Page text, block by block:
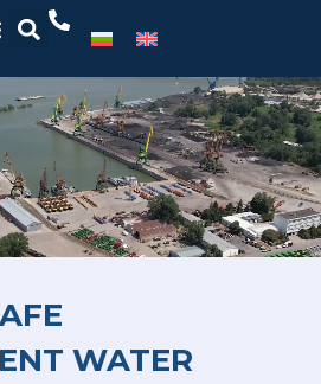
WATER